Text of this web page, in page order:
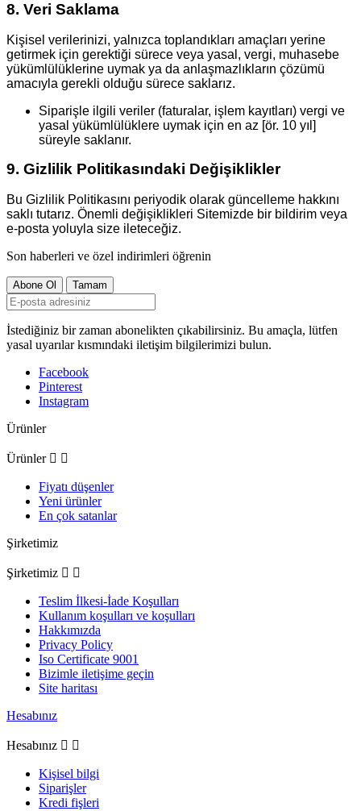
8. Veri Saklama
Kişisel verilerinizi, yalnızca toplandıkları amaçları yerine
getirmek için gerektiği sürece veya yasal, vergi, muhasebe
yükümlülüklerine uymak ya da anlaşmazlıkların çözümü
amacıyla gerekli olduğu sürece saklarız.
Siparişle ilgili veriler (faturalar, işlem kayıtları) vergi ve
yasal yükümlülüklere uymak için en az [ör. 10 yıl]
süreyle saklanır.
9. Gizlilik Politikasındaki Değişiklikler
Bu Gizlilik Politikasını periyodik olarak güncelleme hakkını
saklı tutarız. Önemli değişiklikleri Sitemizde bir bildirim veya
e-posta yoluyla size ileteceğiz.
Son haberleri ve özel indirimleri öğrenin
İstediğiniz bir zaman abonelikten çıkabilirsiniz. Bu amaçla, lütfen
yasal uyarılar kısmındaki iletişim bilgilerimizi bulun.
Facebook
Pinterest
Instagram
Ürünler
Ürünler  
Fiyatı düşenler
Yeni ürünler
En çok satanlar
Şirketimiz
Şirketimiz  
Teslim İlkesi-İade Koşulları
Kullanım koşulları ve koşulları
Hakkımızda
Privacy Policy
Iso Certificate 9001
Bizimle iletişime geçin
Site haritası
Hesabınız
Hesabınız  
Kişisel bilgi
Siparişler
Kredi fişleri